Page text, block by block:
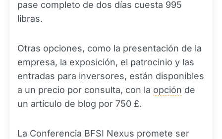
pase completo de dos días cuesta 995
libras.
Otras opciones, como la presentación de la
empresa, la exposición, el patrocinio y las
entradas para inversores, están disponibles
a un precio por consulta, con la opción de
un artículo de blog por 750 £.
La Conferencia BFSI Nexus promete ser